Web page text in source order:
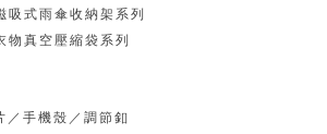
吸式雨傘收納架系列
物真空壓縮袋系列
／手機殼／調節釦